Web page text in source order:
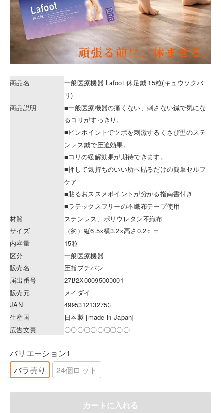
商品名
一般医療機器 Lafoot 休足鍼 15粒(キュウソクバ
リ)
商品説明
■一般医療機器の痛くない、刺さない鍼で気にな
るコリがすっきり。
■ピンポイントでツボを刺激するくさび型のステ
ンレス鍼で圧迫効果。
■コリの緩解効果が期待できます。
■押して気持ちのいい所へ貼るだけの簡単セルフ
ケア
■貼るおススメポイントが分かる指南書付き
■ラテックスフリーの不織布テープ使用
材質
ステンレス、ポリウレタン不織布
サイズ
（約）縦6.5×横3.2×高さ0.2ｃｍ
内容量
15粒
区分
一般医療機器
販売名
圧指プチバン
届出番号
27B2X00095000001
販売元
メイダイ
JAN
4995312132753
生産国
日本製 [made in Japan]
広告文責
〇〇〇〇〇〇〇〇〇〇
バリエーション1
バラ売り
24個ロット